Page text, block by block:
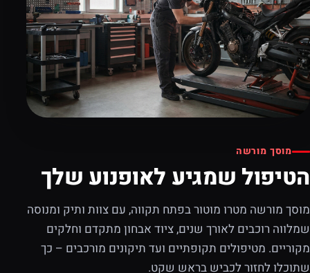
מוסך מורשה
הטיפול שמגיע לאופנוע שלך
מוסך מורשה מטרו מוטור בפתח תקווה, עם צוות ותיק ומנוסה
שמלווה רוכבים לאורך שנים, ציוד אבחון מתקדם וחלקים
מקוריים. מטיפולים תקופתיים ועד תיקונים מורכבים – כך
שתוכלו לחזור לכביש בראש שקט.